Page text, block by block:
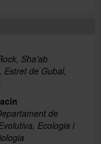
Sha’ab
Estret de Gubal,
de
Ecologia i